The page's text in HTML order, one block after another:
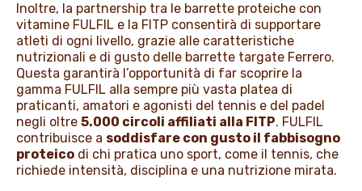
Inoltre, la partnership tra le barrette proteiche con
vitamine FULFIL e la FITP consentirà di supportare
atleti di ogni livello, grazie alle caratteristiche
nutrizionali e di gusto delle barrette targate Ferrero.
Questa garantirà l’opportunità di far scoprire la
gamma FULFIL alla sempre più vasta platea di
praticanti, amatori e agonisti del tennis e del padel
negli oltre 5.000 circoli affiliati alla FITP. FULFIL
contribuisce a soddisfare con gusto il fabbisogno
proteico di chi pratica uno sport, come il tennis, che
richiede intensità, disciplina e una nutrizione mirata.